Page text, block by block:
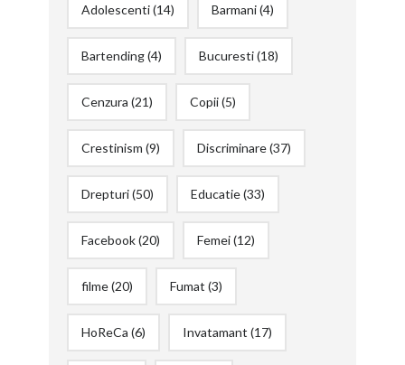
Adolescenti(14) Barmani(4)
Bartending(4) Bucuresti(18)
Cenzura (21) Copii(5)
Crestinism (9) Discriminare(37)
Drepturi(50) Educatie(33)
Facebook(20) Femei(12)
filme(20) Fumat (3)
HoReCa (6) Invatamant (17)